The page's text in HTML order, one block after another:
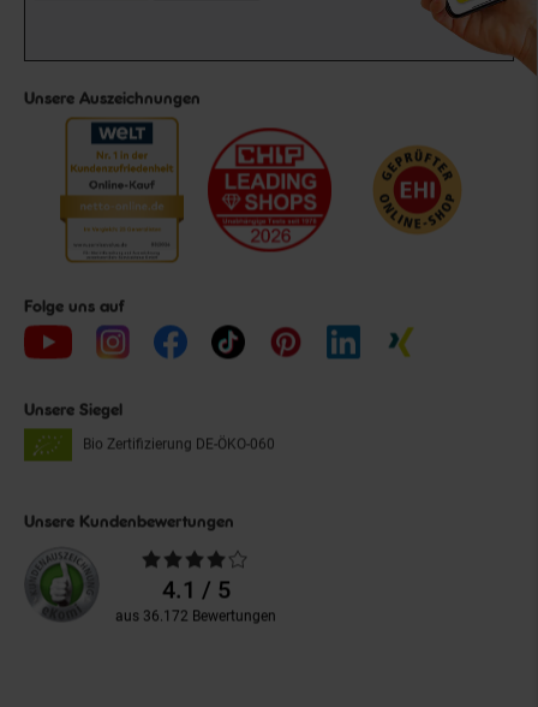
Unsere Auszeichnungen
Folge uns auf
Unsere Siegel
Bio Zertifizierung DE-ÖKO-060
Unsere Kundenbewertungen
Durchschnittliche
Bewertungen4.1 / 5
aus 36.172 Bewertungen